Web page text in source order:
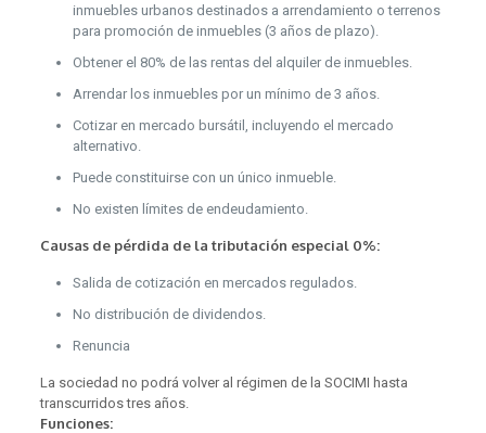
inmuebles urbanos destinados a arrendamiento o terrenos
para promoción de inmuebles (3 años de plazo).
Obtener el 80% de las rentas del alquiler de inmuebles.
Arrendar los inmuebles por un mínimo de 3 años.
Cotizar en mercado bursátil, incluyendo el mercado
alternativo.
Puede constituirse con un único inmueble.
No existen límites de endeudamiento.
Causas de pérdida de la tributación especial 0%:
Salida de cotización en mercados regulados.
No distribución de dividendos.
Renuncia
La sociedad no podrá volver al régimen de la SOCIMI hasta
transcurridos tres años.
Funciones: